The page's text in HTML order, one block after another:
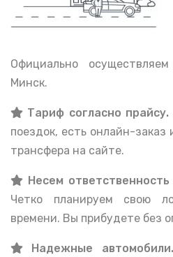
Официально
Минск.
Тариф согласно прайсу.
поездок, есть онлайн-заказ
трансфера на сайте.
Несем
Четко планируем свою
времени. Вы прибудете без
Надежные